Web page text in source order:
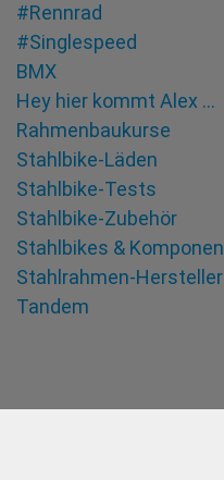
#Rennrad
#Singlespeed
BMX
Hey hier kommt Alex …
Rahmenbaukurse
Stahlbike-Läden
Stahlbike-Tests
Stahlbike-Zubehör
Stahlbikes &
Stahlrahmen-Hersteller
Tandem